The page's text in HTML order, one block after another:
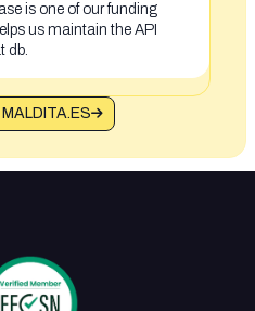
is one of our funding
us maintain the API
db.